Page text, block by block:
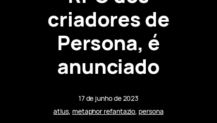
criadores de
Persona, é
anunciado
17 de junho de 2023
atlus, metaphor refantazio, persona